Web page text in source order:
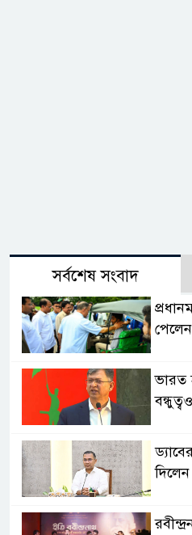
সর্বশেষ সংবাদ
ভারত
দিলেন